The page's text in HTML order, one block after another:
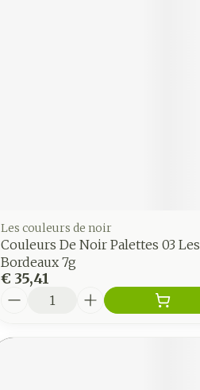
Les couleurs de noir
Couleurs De Noir Palettes 03 Les
Bordeaux 7g
€ 35,41